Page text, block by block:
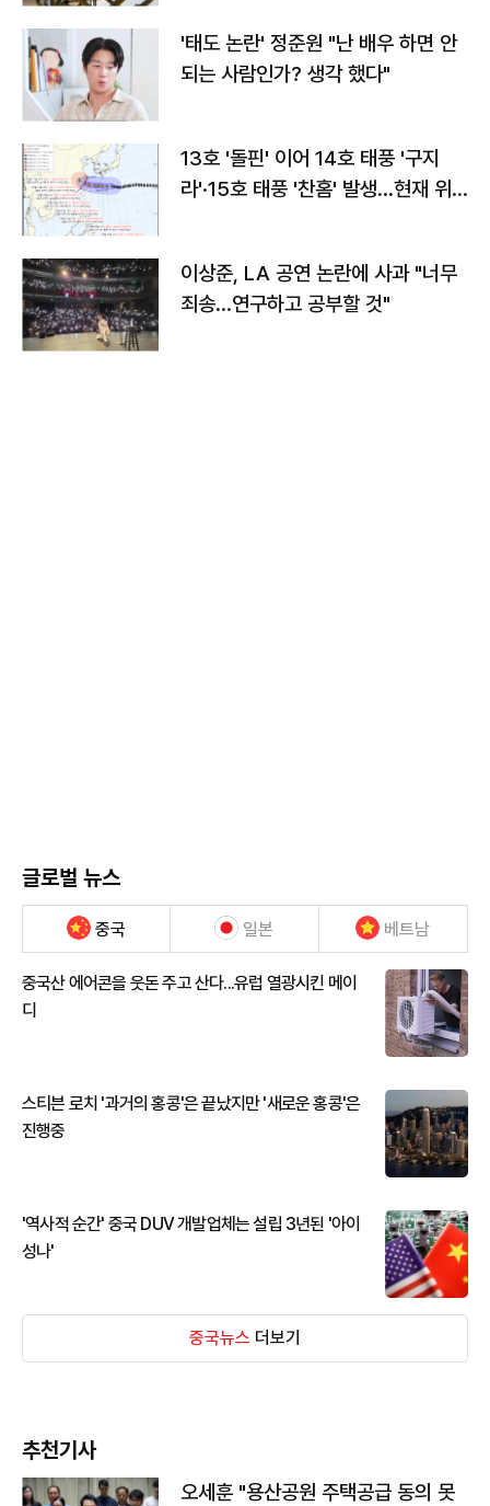
'태도 논란' 정준원 "난 배우 하면 안
되는 사람인가? 생각 했다"
13호 '돌핀' 이어 14호 태풍 '구지
라'·15호 태풍 '찬홈' 발생…현재 위
이상준, LA 공연 논란에 사과 "너무
죄송…연구하고 공부할 것"
글로벌 뉴스
중국 일본 베트남
중국산 에어콘을 웃돈 주고 산다...유럽 열광시킨 메이
디
스티븐 로치 '과거의 홍콩'은 끝났지만 '새로운 홍콩'은
진행중
'역사적 순간' 중국 DUV 개발업체는 설립 3년된 '아이
성나'
중국뉴스 더보기
추천기사
오세훈 "용산공원 주택공급 동의 못